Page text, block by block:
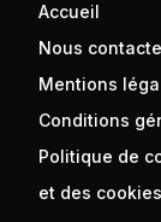
Accueil
Nous
Mentions
Conditions
Politique de
et des cookies